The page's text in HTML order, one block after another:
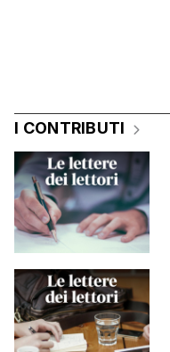
I CONTRIBUTI